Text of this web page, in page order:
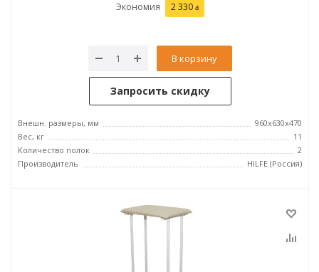
Экономия 2 330
В корзину
Запросить скидку
Внешн. размеры, мм
960x630x470
Вес, кг
11
Количество полок
2
Производитель
HILFE (Россия)